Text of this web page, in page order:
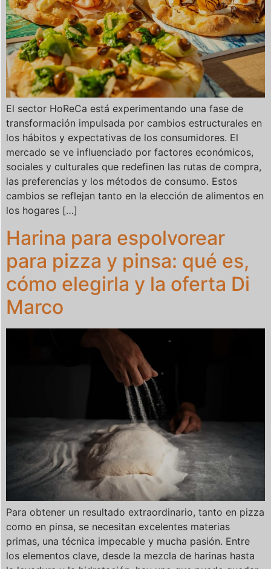
El sector HoReCa está experimentando una fase de
transformación impulsada por cambios estructurales en
los hábitos y expectativas de los consumidores. El
mercado se ve influenciado por factores económicos,
sociales y culturales que redefinen las rutas de compra,
las preferencias y los métodos de consumo. Estos
cambios se reflejan tanto en la elección de alimentos en
los hogares […]
Harina para espolvorear
para pizza y pinsa: qué es,
cómo elegirla y la oferta Di
Marco
Para obtener un resultado extraordinario, tanto en pizza
como en pinsa, se necesitan excelentes materias
primas, una técnica impecable y mucha pasión. Entre
los elementos clave, desde la mezcla de harinas hasta